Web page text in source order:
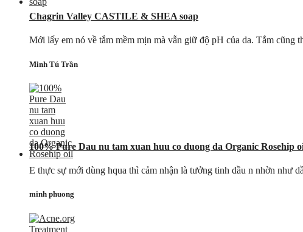
Chagrin Valley CASTILE & SHEA soap
Mới lấy em nó về tắm mềm mịn mà vẫn giữ độ pH của da. Tắm
Minh Tú Trần
100% Pure Dau nu tam xuan huu co duong da Organic Rosehip
E thực sự mới dùng hqua thì cảm nhận là tưởng tinh dầu n nhờn như
minh phuong